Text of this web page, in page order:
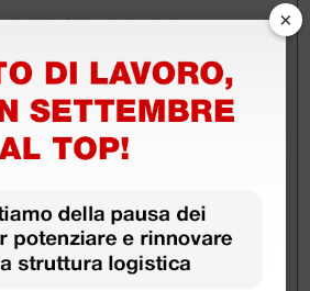
dubbio? Vuoi ulteriori
ai colleghi che hanno già
×